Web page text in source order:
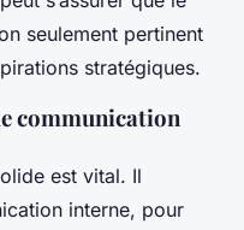
seulement pertinent
stratégiques.
communication
est vital. Il
interne, pour